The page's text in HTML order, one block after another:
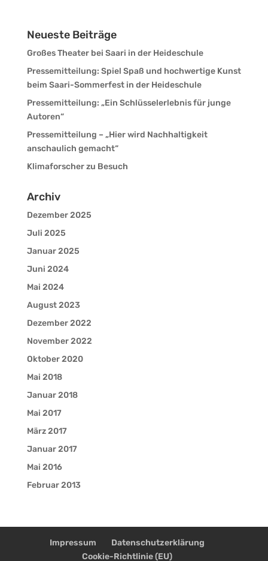
Neueste Beiträge
Großes Theater bei Saari in der Heideschule
Pressemitteilung: Spiel Spaß und hochwertige Kunst
beim Saari-Sommerfest in der Heideschule
Pressemitteilung: „Ein Schlüsselerlebnis für junge
Autoren“
Pressemitteilung – „Hier wird Nachhaltigkeit
anschaulich gemacht“
Klimaforscher zu Besuch
Archiv
Dezember 2025
Juli 2025
Januar 2025
Juni 2024
Mai 2024
August 2023
Dezember 2022
November 2022
Oktober 2020
Mai 2018
Januar 2018
Mai 2017
März 2017
Januar 2017
Mai 2016
Februar 2013
Impressum
Datenschutzerklärung
Cookie-Richtlinie (EU)